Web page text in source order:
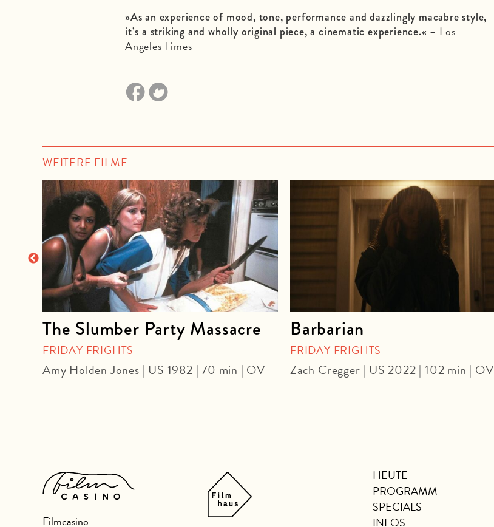
»As an experience of mood, tone, performance and dazzlingly macabre style,
it’s a striking and wholly original piece, a cinematic experience.« – Los
Angeles Times
WEITERE FILME
The Slumber Party Massacre
FRIDAY FRIGHTS
Amy Holden Jones | US 1982 | 70 min | OV
Barbarian
FRIDAY FRIGHTS
Zach Cregger | US 2022 | 102 min | OV
Filmcasino
HEUTE
PROGRAMM
SPECIALS
INFOS